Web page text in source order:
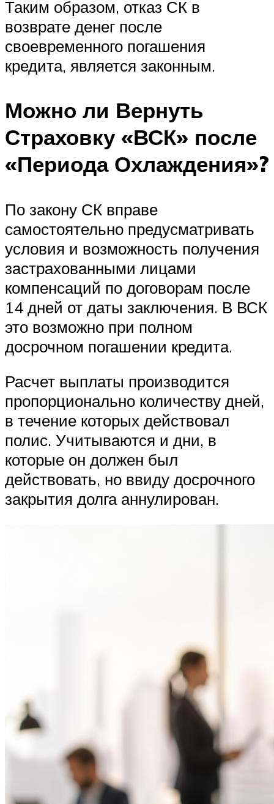
Таким образом, отказ СК в
возврате денег после
своевременного погашения
кредита, является законным.
Можно ли Вернуть
Страховку «ВСК» после
«Периода Охлаждения»?
По закону СК вправе
самостоятельно предусматривать
условия и возможность получения
застрахованными лицами
компенсаций по договорам после
14 дней от даты заключения. В ВСК
это возможно при полном
досрочном погашении кредита.
Расчет выплаты производится
пропорционально количеству дней,
в течение которых действовал
полис. Учитываются и дни, в
которые он должен был
действовать, но ввиду досрочного
закрытия долга аннулирован.